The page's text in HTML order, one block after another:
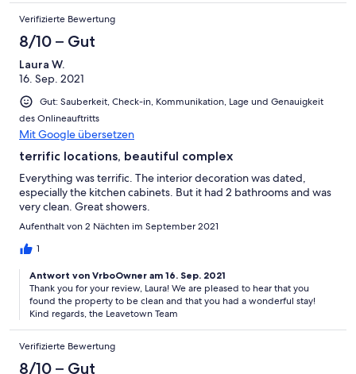
Verifizierte Bewertung
8/10 – Gut
Laura W.
16. Sep. 2021
Gut: Sauberkeit, Check-in, Kommunikation, Lage und Genauigkeit
des Onlineauftritts
Mit Google übersetzen
terrific locations, beautiful complex
Everything was terrific. The interior decoration was dated,
especially the kitchen cabinets. But it had 2 bathrooms and was
very clean. Great showers.
Aufenthalt von 2 Nächten im September 2021
1
Antwort von VrboOwner am 16. Sep. 2021
Thank you for your review, Laura! We are pleased to hear that you
found the property to be clean and that you had a wonderful stay!
Kind regards, the Leavetown Team
Verifizierte Bewertung
8/10 – Gut